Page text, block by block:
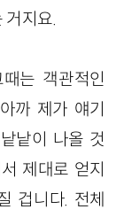
거지요.
는 객관적인
까 제가 얘기
낱이 나올 것
제대로 얻지
겁니다. 전체